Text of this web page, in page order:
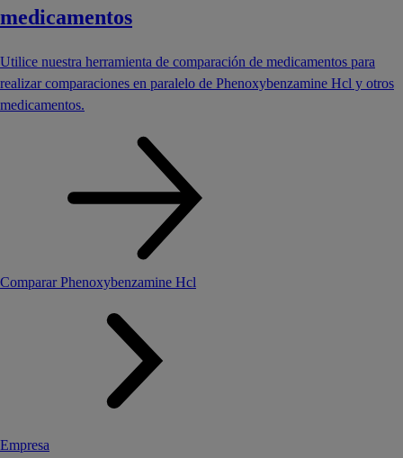
medicamentos
Utilice nuestra herramienta de comparación de medicamentos para
realizar comparaciones en paralelo de Phenoxybenzamine Hcl y otros
medicamentos.
Comparar Phenoxybenzamine Hcl
Empresa